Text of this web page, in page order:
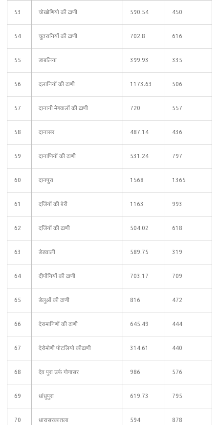
53 चोखोणियो की ढाणी 590.54 450
54 चुतरानियों की ढाणी 702.8 616
55 डाबलिया 399.93 335
56 दलानियों की ढाणी 1173.63 506
57 दानानी मेगवालों की ढाणी 720 557
58 दानासर 487.14 436
59 दानाणियों की ढाणी 531.24 797
60 दानपुरा 1568 1365
61 दर्जियों की बेरी 1163 993
62 दर्जियों की ढाणी 504.02 618
63 डेडवाली 589.75 319
64 दीपोंनियों की ढाणी 703.17 709
65 डेलुओं की ढाणी 816 472
66 देरामानिणों की ढाणी 645.49 444
67 देरोमोणी पोटलियो कीढाणी 314.61 440
68 देव पुरा उर्फ गोगासर 986 576
69 धांधुपुरा 619.73 795
70 धारासरकातला 594 878